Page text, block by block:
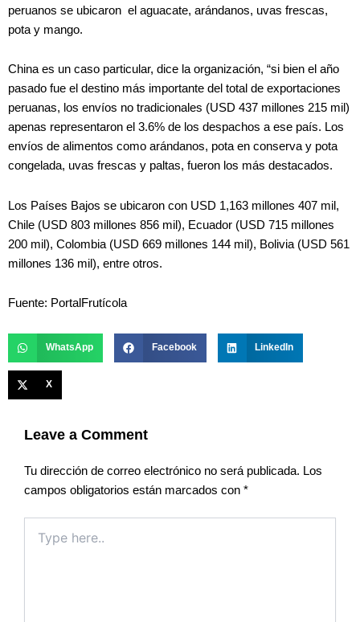
peruanos se ubicaron el aguacate, arándanos, uvas frescas,
pota y mango.
China es un caso particular, dice la organización, “si bien el año
pasado fue el destino más importante del total de exportaciones
peruanas, los envíos no tradicionales (USD 437 millones 215 mil)
apenas representaron el 3.6% de los despachos a ese país. Los
envíos de alimentos como arándanos, pota en conserva y pota
congelada, uvas frescas y paltas, fueron los más destacados.
Los Países Bajos se ubicaron con USD 1,163 millones 407 mil,
Chile (USD 803 millones 856 mil), Ecuador (USD 715 millones
200 mil), Colombia (USD 669 millones 144 mil), Bolivia (USD 561
millones 136 mil), entre otros.
Fuente: PortalFrutícola
WhatsApp Facebook LinkedIn
X
Leave a Comment
Tu dirección de correo electrónico no será publicada. Los
campos obligatorios están marcados con *
here..